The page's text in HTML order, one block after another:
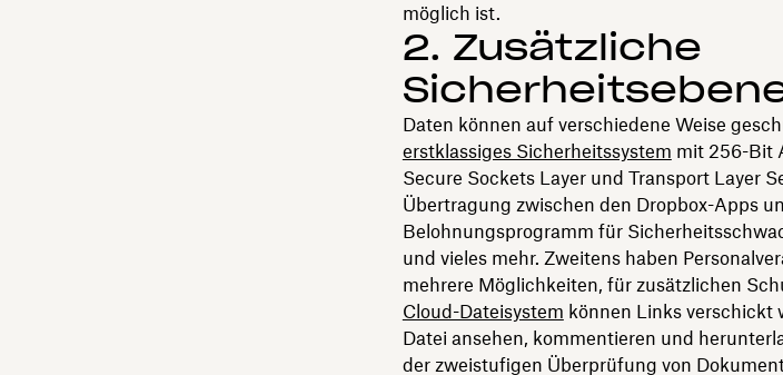
möglich ist.
2. Zusätzliche
Daten können auf verschiedene Weise
erstklassiges Sicherheitssystem mit 256-Bit
Secure Sockets Layer und Transport Layer
Übertragung zwischen den Dropbox-Apps
Belohnungsprogramm für
und vieles mehr. Zweitens haben
mehrere Möglichkeiten, für zusätzlichen
Cloud-Dateisystem können Links verschickt
Datei ansehen, kommentieren und
der zweistufigen Überprüfung von